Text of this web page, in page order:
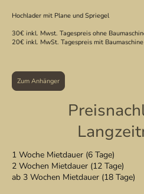
Hochlader mit Plane und Spriegel
30€ inkl. Mwst. Tagespreis ohne
20€ inkl. MwSt. Tagespreis mit
Zum Anhänger
1 Woche Mietdauer (6
2 Wochen Mietdauer (12
ab 3 Wochen Mietdauer (18